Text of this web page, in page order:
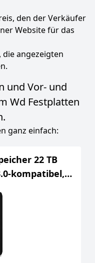
den der Verkäufer
Website für das
die angezeigten
und Vor- und
Wd Festplatten
ganz einfach:
22 TB
kompatibel,
Musik, Videos